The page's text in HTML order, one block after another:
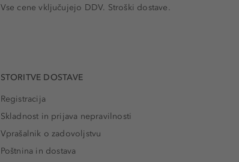
Vse cene vključujejo DDV. Stroški dostave.
STORITVE DOSTAVE
Registracija
Skladnost in prijava nepravilnosti
Vprašalnik o zadovoljstvu
Poštnina in dostava